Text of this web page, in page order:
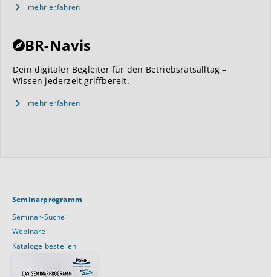
mehr erfahren
BR-Navis
Dein digitaler Begleiter für den Betriebsratsalltag –
Wissen jederzeit griffbereit.
mehr erfahren
Seminarprogramm
Seminar-Suche
Webinare
Kataloge bestellen